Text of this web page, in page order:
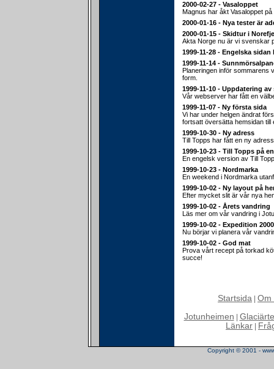
2000-02-27 - Vasaloppet
Magnus har åkt Vasaloppet
2000-01-16 - Nya tester är
2000-01-15 - Skidtur i
Akta Norge nu är vi svenskar
1999-11-28 - Engelska sidan
1999-11-14 -
Planeringen inför sommarens
form.
1999-11-10 - Uppdatering av
Vår webserver har fått en
1999-11-07 - Ny första sida
Vi har under helgen ändrat
fortsatt översätta hemsidan till
1999-10-30 - Ny adress
Till Topps har fått en ny
1999-10-23 - Till Topps på
En engelsk version av Till
1999-10-23 - Nordmarka
En weekend i Nordmarka
1999-10-02 - Ny layout på
Efter mycket slit är vår nya
1999-10-02 - Årets vandring
Läs mer om vår vandring i
1999-10-02 - Expedition 2000
Nu börjar vi planera vår
1999-10-02 - God mat
Prova vårt recept på torkad
succe!
Startsida Om
Jotunheimen
Länkar
Copyright © 2001 -